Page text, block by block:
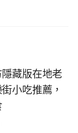
藏版在地老
小吃推薦，